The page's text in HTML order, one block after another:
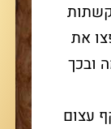
את
ובכך
עצום